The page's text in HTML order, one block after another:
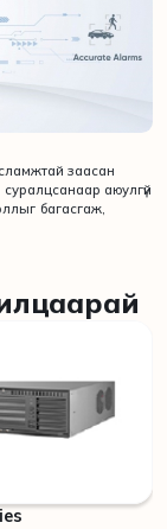
заасан
аюулгүй
багасгаж,